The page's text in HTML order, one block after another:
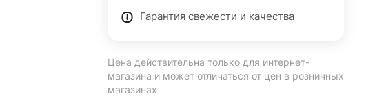
Гарантия свежести и качества
Цена действительна только для интернет-
магазина и может отличаться от цен в розничных
магазинах